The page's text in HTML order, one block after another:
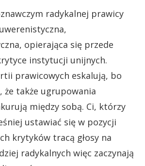
radykalnej prawicy
opierająca się przede
instytucji unijnych.
prawicowych eskalują, bo
że także ugrupowania
między sobą. Ci, którzy
ustawiać się w pozycji
krytyków tracą głosy na
radykalnych więc zaczynają